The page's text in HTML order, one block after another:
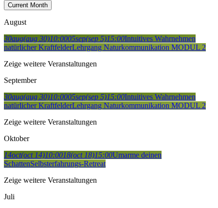
Current Month
August
30aug(aug 30)10:0005sep(sep 5)15:00Intuitives Wahrnehmen
natürlicher KraftfelderLehrgang Naturkommunikation MODUL 2
Zeige weitere Veranstaltungen
September
30aug(aug 30)10:0005sep(sep 5)15:00Intuitives Wahrnehmen
natürlicher KraftfelderLehrgang Naturkommunikation MODUL 2
Zeige weitere Veranstaltungen
Oktober
14oct(oct 14)10:0018(oct 18)15:00Umarme deinen
SchattenSelbsterfahrungs-Retreat
Zeige weitere Veranstaltungen
Juli